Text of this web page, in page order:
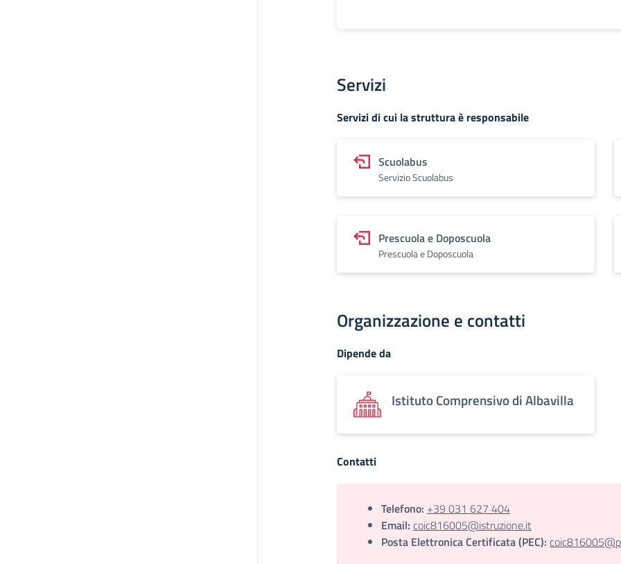
Servizi
Servizi di cui la struttura è responsabile
Scuolabus
Servizio Scuolabus
Prescuola e Doposcuola
Prescuola e Doposcuola
Organizzazione e contatti
Dipende da
Istituto Comprensivo di Albavilla
Contatti
Telefono: +39 031 627 404
Email: coic816005@istruzione.it
Posta Elettronica Certificata (PEC):